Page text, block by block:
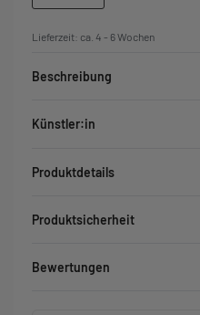
Lieferzeit: ca. 4 - 6 Wochen
Beschreibung
Künstler:in
Produktdetails
Produktsicherheit
Bewertungen